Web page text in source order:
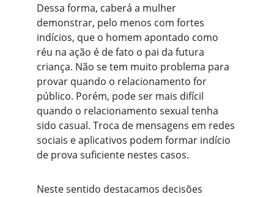
Dessa forma, caberá a mulher
demonstrar, pelo menos com fortes
indícios, que o homem apontado como
réu na ação é de fato o pai da futura
criança. Não se tem muito problema para
provar quando o relacionamento for
público. Porém, pode ser mais difícil
quando o relacionamento sexual tenha
sido casual. Troca de mensagens em redes
sociais e aplicativos podem formar indício
de prova suficiente nestes casos.
Neste sentido destacamos decisões